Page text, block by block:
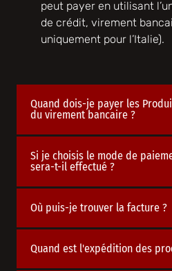
peut payer en utilisant
de crédit, virement
uniquement pour l’Italie).
Quand dois-je payer les
du virement bancaire ?
Si je choisis le mode de
sera-t-il effectué ?
Où puis-je trouver la facture ?
Quand est l'expédition des